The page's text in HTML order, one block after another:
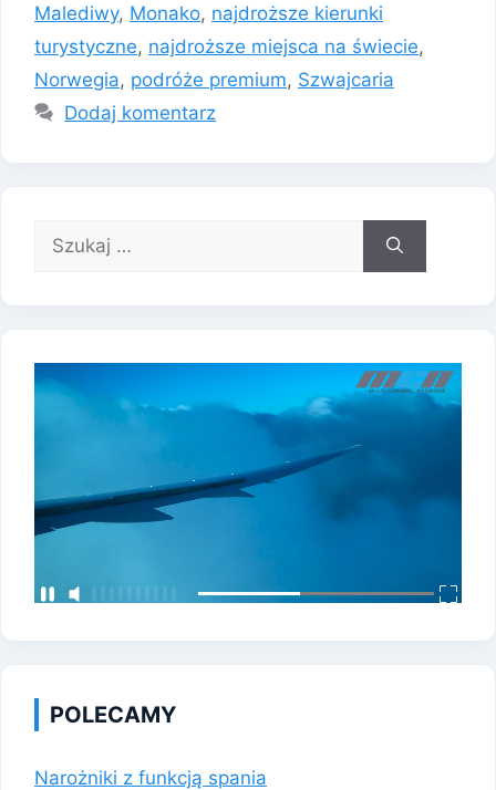
Malediwy, Monako, najdroższe kierunki
turystyczne, najdroższe miejsca na świecie,
Norwegia, podróże premium, Szwajcaria
Dodaj komentarz
POLECAMY
Narożniki z funkcją spania